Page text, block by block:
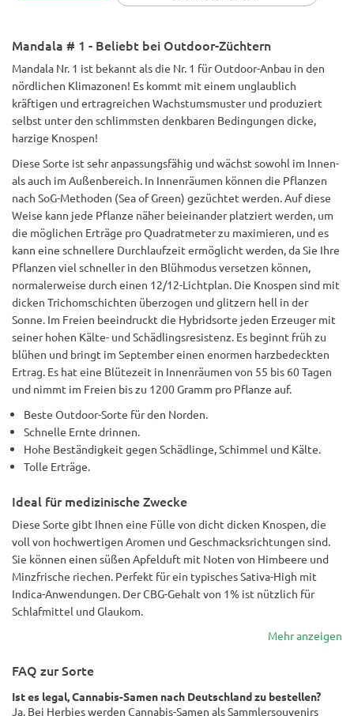
Mandala # 1 - Beliebt bei Outdoor-Züchtern
Mandala Nr. 1 ist bekannt als die Nr. 1 für Outdoor-Anbau in den
nördlichen Klimazonen! Es kommt mit einem unglaublich
kräftigen und ertragreichen Wachstumsmuster und produziert
selbst unter den schlimmsten denkbaren Bedingungen dicke,
harzige Knospen!
Diese Sorte ist sehr anpassungsfähig und wächst sowohl im Innen-
als auch im Außenbereich. In Innenräumen können die Pflanzen
nach SoG-Methoden (Sea of Green) gezüchtet werden. Auf diese
Weise kann jede Pflanze näher beieinander platziert werden, um
die möglichen Erträge pro Quadratmeter zu maximieren, und es
kann eine schnellere Durchlaufzeit ermöglicht werden, da Sie Ihre
Pflanzen viel schneller in den Blühmodus versetzen können,
normalerweise durch einen 12/12-Lichtplan. Die Knospen sind mit
dicken Trichomschichten überzogen und glitzern hell in der
Sonne. Im Freien beeindruckt die Hybridsorte jeden Erzeuger mit
seiner hohen Kälte- und Schädlingsresistenz. Es beginnt früh zu
blühen und bringt im September einen enormen harzbedeckten
Ertrag. Es hat eine Blütezeit in Innenräumen von 55 bis 60 Tagen
und nimmt im Freien bis zu 1200 Gramm pro Pflanze auf.
Beste Outdoor-Sorte für den Norden.
Schnelle Ernte drinnen.
Hohe Beständigkeit gegen Schädlinge, Schimmel und Kälte.
Tolle Erträge.
Ideal für medizinische Zwecke
Diese Sorte gibt Ihnen eine Fülle von dicht dicken Knospen, die
voll von hochwertigen Aromen und Geschmacksrichtungen sind.
Sie können einen süßen Apfelduft mit Noten von Himbeere und
Minzfrische riechen. Perfekt für ein typisches Sativa-High mit
Indica-Anwendungen. Der CBG-Gehalt von 1% ist nützlich für
Schlafmittel und Glaukom.
Mehr anzeigen
FAQ zur Sorte
Ist es legal, Cannabis-Samen nach Deutschland zu bestellen?
Ja. Bei Herbies werden Cannabis-Samen als Sammlersouvenirs